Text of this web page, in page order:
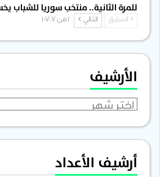
للمرة الثانية.. منتخب سوريا للشباب
السابق التالي
الأرشيف
الأرشيف
أرشيف الأعداد